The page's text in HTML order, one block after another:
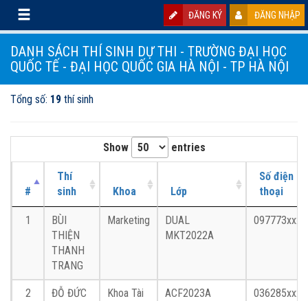
ĐĂNG KÝ ĐĂNG NHẬP
DANH SÁCH THÍ SINH DỰ THI - TRƯỜNG ĐẠI HỌC
QUỐC TẾ - ĐẠI HỌC QUỐC GIA HÀ NỘI - TP HÀ NỘI
Tổng số: 19 thí sinh
Show entries
#
Thí
sinh
Khoa Lớp
Số điện
thoại
1
BÙI
THIỆN
THANH
TRANG
Marketing
DUAL
MKT2022A
097773xxxx
2
ĐỖ ĐỨC
Khoa Tài
ACF2023A 036285xxxx